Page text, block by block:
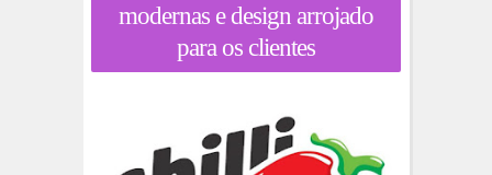
modernas e design arrojado
para os clientes